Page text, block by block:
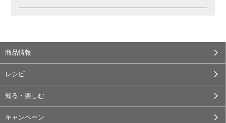
商品情報
レシピ
知る・楽しむ
キャンペーン